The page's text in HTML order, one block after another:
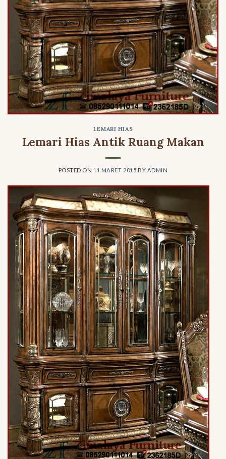
LEMARI HIAS
Lemari Hias Antik Ruang Makan
POSTED ON 11 MARET 2015 BY ADMIN